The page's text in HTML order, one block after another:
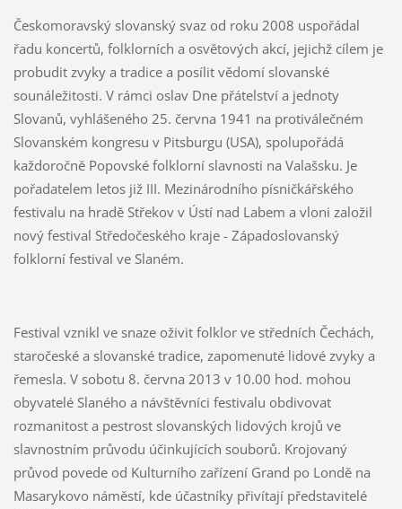
Českomoravský slovanský svaz od roku 2008 uspořádal
řadu koncertů, folklorních a osvětových akcí, jejichž cílem je
probudit zvyky a tradice a posílit vědomí slovanské
sounáležitosti. V rámci oslav Dne přátelství a jednoty
Slovanů, vyhlášeného 25. června 1941 na protiválečném
Slovanském kongresu v Pitsburgu (USA), spolupořádá
každoročně Popovské folklorní slavnosti na Valašsku. Je
pořadatelem letos již III. Mezinárodního písničkářského
festivalu na hradě Střekov v Ústí nad Labem a vloni založil
nový festival Středočeského kraje - Západoslovanský
folklorní festival ve Slaném.
Festival vznikl ve snaze oživit folklor ve středních Čechách,
staročeské a slovanské tradice, zapomenuté lidové zvyky a
řemesla. V sobotu 8. června 2013 v 10.00 hod. mohou
obyvatelé Slaného a návštěvníci festivalu obdivovat
rozmanitost a pestrost slovanských lidových krojů ve
slavnostním průvodu účinkujících souborů. Krojovaný
průvod povede od Kulturního zařízení Grand po Londě na
Masarykovo náměstí, kde účastníky přivítají představitelé